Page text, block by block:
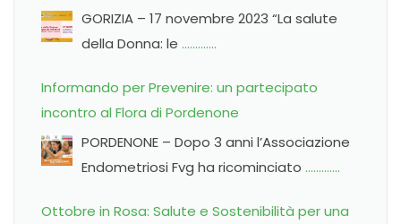
GORIZIA – 17 novembre 2023 “La salute
della Donna: le ………….
Informando per Prevenire: un partecipato
incontro al Flora di Pordenone
PORDENONE – Dopo 3 anni l’Associazione
Endometriosi Fvg ha ricominciato ………….
Ottobre in Rosa: Salute e Sostenibilità per una